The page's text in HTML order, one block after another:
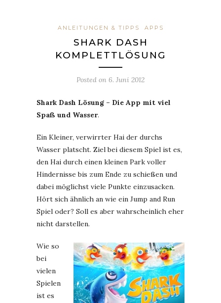
ANLEITUNGEN & TIPPS APPS
SHARK DASH
KOMPLETTLÖSUNG
Posted on 6. Juni 2012
Shark Dash Lösung – Die App mit viel
Spaß und Wasser.
Ein Kleiner, verwirrter Hai der durchs
Wasser platscht. Ziel bei diesem Spiel ist es,
den Hai durch einen kleinen Park voller
Hindernisse bis zum Ende zu schießen und
dabei möglichst viele Punkte einzusacken.
Hört sich ähnlich an wie ein Jump and Run
Spiel oder? Soll es aber wahrscheinlich eher
nicht darstellen.
Wie so
bei
vielen
Spielen
ist es